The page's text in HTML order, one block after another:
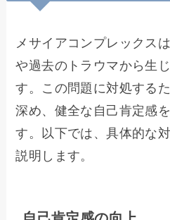
メサイアコンプレックス
や過去のトラウマから生
す。この問題に対処する
深め、健全な自己肯定感
す。以下では、具体的な
説明します。